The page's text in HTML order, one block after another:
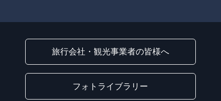
旅行会社・観光事業者の皆様へ
フォトライブラリー